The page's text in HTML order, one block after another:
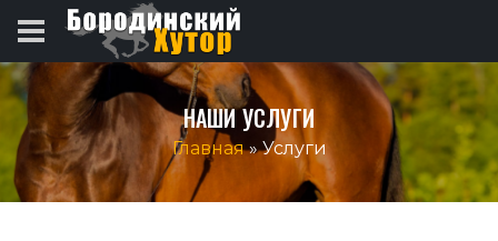
НАШИ УСЛУГИ
Главная» Услуги